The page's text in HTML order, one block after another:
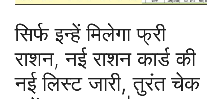
सिर्फ इन्हें मिलेगा फ्री
राशन, नई राशन कार्ड की
नई लिस्ट जारी, तुरंत चेक